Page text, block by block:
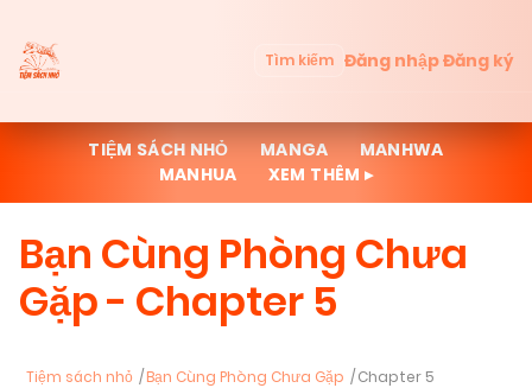
Tìm kiếm Đăng nhậpĐăng ký
TIỆM SÁCH NHỎ MANGA
MANHWA
MANHUA
XEM THÊM ▸
Bạn Cùng Phòng Chưa
Gặp - Chapter 5
Tiệm sách nhỏ Bạn Cùng Phòng Chưa Gặp Chapter 5